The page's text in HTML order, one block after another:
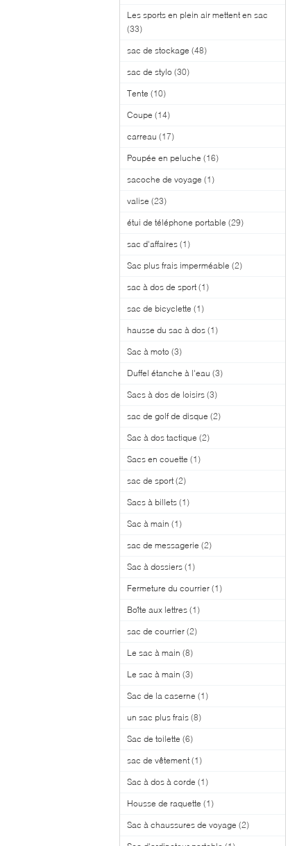
Les sports en plein air mettent en sac
(33)
sac de stockage (48)
sac de stylo (30)
Tente (10)
Coupe (14)
carreau (17)
Poupée en peluche (16)
sacoche de voyage (1)
valise (23)
étui de téléphone portable (29)
sac d'affaires (1)
Sac plus frais imperméable (2)
sac à dos de sport (1)
sac de bicyclette (1)
hausse du sac à dos (1)
Sac à moto (3)
Duffel étanche à l'eau (3)
Sacs à dos de loisirs (3)
sac de golf de disque (2)
Sac à dos tactique (2)
Sacs en couette (1)
sac de sport (2)
Sacs à billets (1)
Sac à main (1)
sac de messagerie (2)
Sac à dossiers (1)
Fermeture du courrier (1)
Boîte aux lettres (1)
sac de courrier (2)
Le sac à main (8)
Le sac à main (3)
Sac de la caserne (1)
un sac plus frais (8)
Sac de toilette (6)
sac de vêtement (1)
Sac à dos à corde (1)
Housse de raquette (1)
Sac à chaussures de voyage (2)